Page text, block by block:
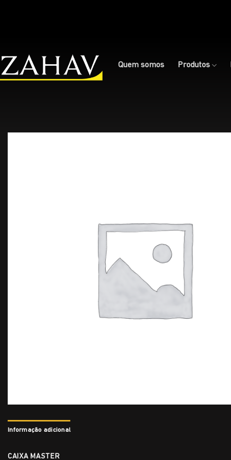
Quem somos Produtos
Informação adicional
CAIXA MASTER